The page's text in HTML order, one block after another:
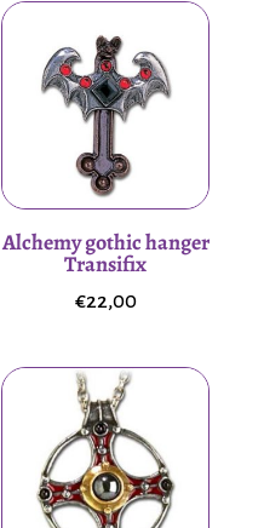
Alchemy gothic hanger
Transifix
€22,00